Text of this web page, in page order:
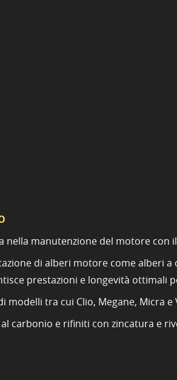
nella manutenzione del motore
di alberi motore come alberi
prestazioni e longevità ottimali
modelli tra cui Clio, Megane, Micra
al carbonio e rifiniti con zincatura e